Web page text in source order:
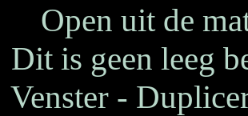
Open uit de
Dit is geen leeg
Venster -